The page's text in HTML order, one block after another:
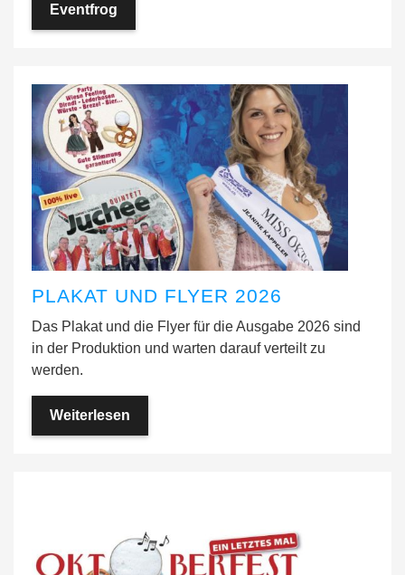
Eventfrog
PLAKAT UND FLYER 2026
Das Plakat und die Flyer für die Ausgabe 2026 sind
in der Produktion und warten darauf verteilt zu
werden.
Weiterlesen